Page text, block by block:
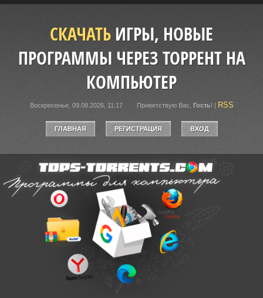
СКАЧАТЬИГРЫ, НОВЫЕ
ПРОГРАММЫ ЧЕРЕЗ ТОРРЕНТ НА
КОМПЬЮТЕР
Воскресенье, 09.08.2026, 11:17 Приветствую Вас Гость! | RSS
ГЛАВНАЯ РЕГИСТРАЦИЯ ВХОД